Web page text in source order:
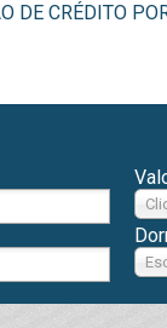
DE CRÉDITO